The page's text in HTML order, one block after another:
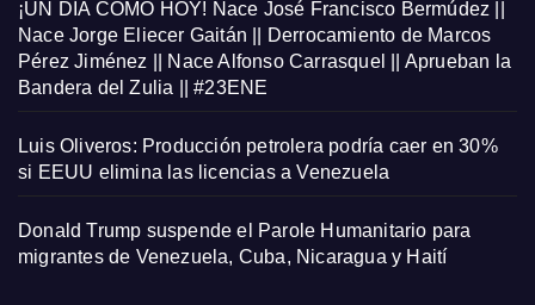
¡UN DÍA COMO HOY! Nace José Francisco Bermúdez ||
Nace Jorge Eliecer Gaitán || Derrocamiento de Marcos
Pérez Jiménez || Nace Alfonso Carrasquel || Aprueban la
Bandera del Zulia || #23ENE
Luis Oliveros: Producción petrolera podría caer en 30%
si EEUU elimina las licencias a Venezuela
Donald Trump suspende el Parole Humanitario para
migrantes de Venezuela, Cuba, Nicaragua y Haití